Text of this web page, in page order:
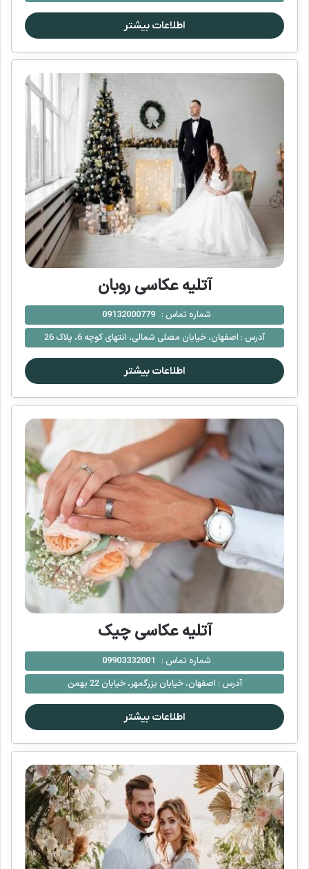
اطلاعات بیشتر
آتلیه عکاسی روبان
شماره تماس : 09132000779
آدرس : اصفهان، خیابان مصلی شمالی، انتهای کوچه 6، پلاک 26
اطلاعات بیشتر
آتلیه عکاسی چیک
شماره تماس : 09903332001
آدرس : اصفهان، خیابان بزرگمهر، خیابان 22 بهمن
اطلاعات بیشتر